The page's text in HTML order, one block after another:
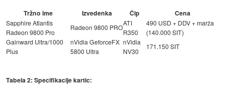
Tržno ime Izvedenka Čip Cena
Sapphire Atlantis
Radeon 9800 Pro
Radeon 9800 PRO
ATI
R350
490 USD + DDV + marža
(140.000 SIT)
Gainward Ultra/1000
Plus
nVidia GeforceFX
5800 Ultra
nVidia
NV30
171.150 SIT
Tabela 2: Specifikacije kartic: